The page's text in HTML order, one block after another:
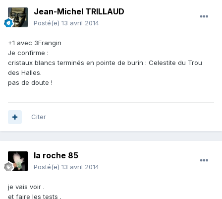
Jean-Michel TRILLAUD
Posté(e) 13 avril 2014
+1 avec 3Frangin
Je confirme :
cristaux blancs terminés en pointe de burin : Celestite du Trou
des Halles.
pas de doute !
Citer
la roche 85
Posté(e) 13 avril 2014
je vais voir .
et faire les tests .